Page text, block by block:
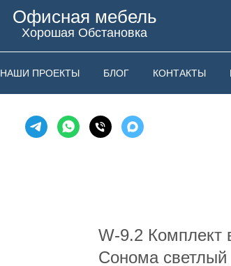
Офисная мебель
Хорошая Обстановка
НАШИ ПРОЕКТЫ БЛОГ КОНТАКТЫ
W-9.2 Комплект
Сонома светлый